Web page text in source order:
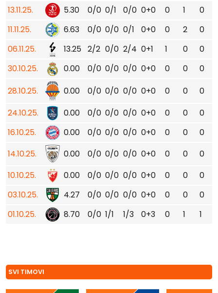
13.11.25. 5.30 0/0 0/1 0/0 0+0 0 1 0
11.11.25.
6.63 0/0 0/0 0/1 0+0 0 2 0
06.11.25.
13.25 2/2 0/0 2/4 0+1 1 0 0
30.10.25.
0.00 0/0 0/0 0/0 0+0 0 0 0
28.10.25.
0.00 0/0 0/0 0/0 0+0 0 0 0
24.10.25.
0.00 0/0 0/0 0/0 0+0 0 0 0
16.10.25.
0.00 0/0 0/0 0/0 0+0 0 0 0
14.10.25.
0.00 0/0 0/0 0/0 0+0 0 0 0
10.10.25.
0.00 0/0 0/0 0/0 0+0 0 0 0
03.10.25.
4.27 0/0 0/0 0/0 0+0 0 0 0
01.10.25.
8.70 0/0 1/1 1/3 0+3 0 1 1
SVI TIMOVI